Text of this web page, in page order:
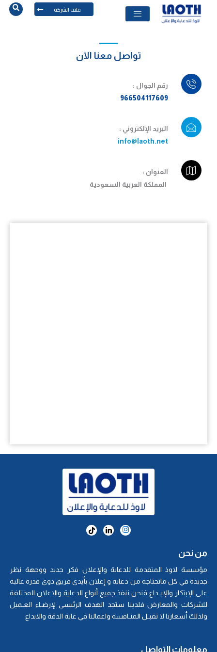
ملف الشركة
تواصل معنا الآن
رقم الجوال :
966504117609
البريد الإلكتروني :
info@laoth.net
العنوان :
المملكة العربية السعودية
من نحن
مؤسسة لاوذ المتقدمة للدعاية والإعلان فكر جديد ووجهة نظر
جديدة في كل ماتحتاجه من دعاية و إعلان بأيدى فريق ذوى قدرة عالية
على الإبتكار والإبــداع فنحن ننفذ جميع أنواع الدعاية والاعلان المختلفة
للشركات والمعارض فلدينا ستجد الهدف الرئيسي لإرضـاء العـميل
ولذلك أسعارنا لا تقبـل المنـافسة واعمالنا في غاية الدقة والابداع
معلومات التواصل